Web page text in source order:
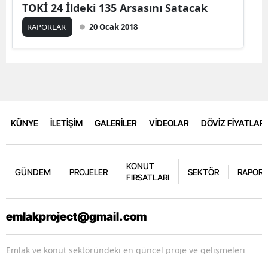
TOKİ 24 İldeki 135 Arsasını Satacak
RAPORLAR 20 Ocak 2018
KÜNYE İLETİŞİM GALERİLER VİDEOLAR DÖVİZ FİYATLARI
GÜNDEM PROJELER
KONUT
FIRSATLARI
SEKTÖR
emlakproject@gmail.com
Emlak ve konut sektöründeki en güncel proje ve gelişmeleri